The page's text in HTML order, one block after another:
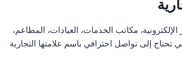
مكاتب الخدمات، العيادات، المطاعم،
تحتاج إلى تواصل احترافي باسم علامتها التجارية